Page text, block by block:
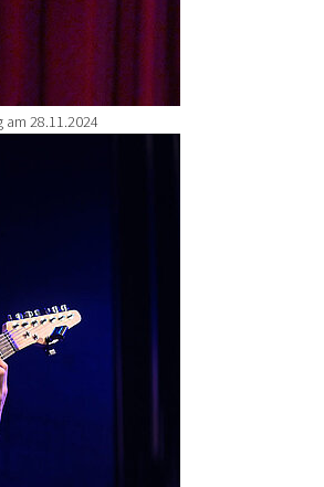
am 28.11.2024